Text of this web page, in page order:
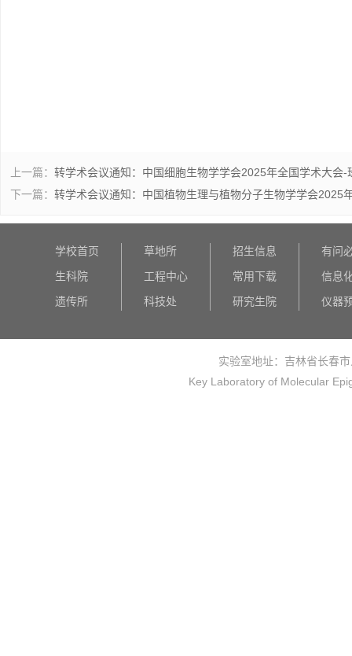
上一篇： 转学术会议通知：中国细胞生物学学会2025年全国学术大会-
下一篇： 转学术会议通知：中国植物生理与植物分子生物学学会2025
学校首页
生科院
遗传所
草地所
工程中心
科技处
招生信息
常用下载
研究生院
有问
信息
仪器
实验室地址：吉林省长春
Key Laboratory of Molecular